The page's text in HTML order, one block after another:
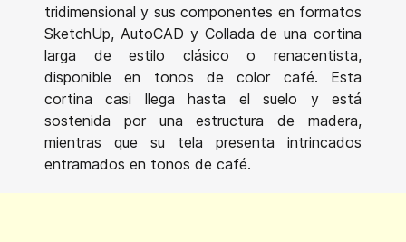
tridimensional y sus componentes en formatos
SketchUp, AutoCAD y Collada de una cortina
larga de estilo clásico o renacentista,
disponible en tonos de color café. Esta
cortina casi llega hasta el suelo y está
sostenida por una estructura de madera,
mientras que su tela presenta intrincados
entramados en tonos de café.